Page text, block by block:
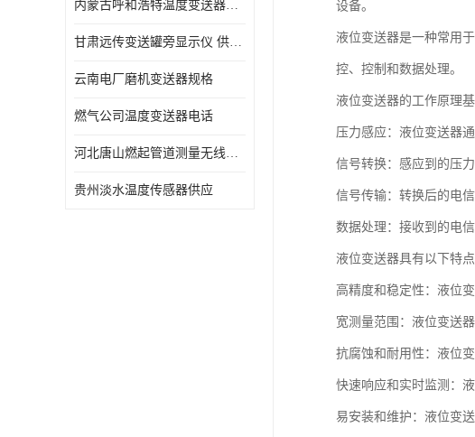
内蒙古呼和浩特温度变送器配套罐旁显示仪供应 性能稳定
甘肃远传变送罐旁显示仪 供应及时
云南电厂磨机变送器规格
燃气公司温度变送器电话
河北唐山燃起管道测量无线压力变送器型号 性能稳定
贵州淡水温度传感器供应
设备。
液位变送器是一种常用
控、控制和数据处理。
液位变送器的工作原理
压力感应：液位变送器
信号转换：感应到的压
信号传输：转换后的电
数据处理：接收到的电
液位变送器具有以下特点
高精度和稳定性：液位
宽测量范围：液位变送
抗腐蚀和耐用性：液位
快速响应和实时监测：
易安装和维护：液位变